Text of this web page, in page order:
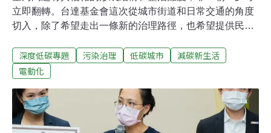
立即翻轉。台達基金會這次從城市街道和日常交通的角度
切入，除了希望走出一條新的治理路徑，也希望提供民眾
會議COP26和四大公投案所賜，剛過去的2021年，大家
一定在各大媒體看到許多環保議題，從氣候變遷、能源選
民眾高度關注、甚至引發因應行動的環境議題，就不能不
提到空氣污染。為了這檔事，有人會換購居家電器、家長
會帶孩子就醫、甚至上街頭去參加遊行。這些年，空污儼
深度低碳專題 污染治理 低碳城市
減碳新生活
電動化